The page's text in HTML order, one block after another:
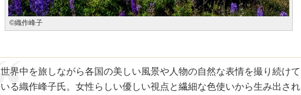
©織作峰子
世界中を旅しながら各国の美しい風景や人物の自然な表情を撮り続けて
いる織作峰子氏。女性らしい優しい視点と繊細な色使いから生み出され